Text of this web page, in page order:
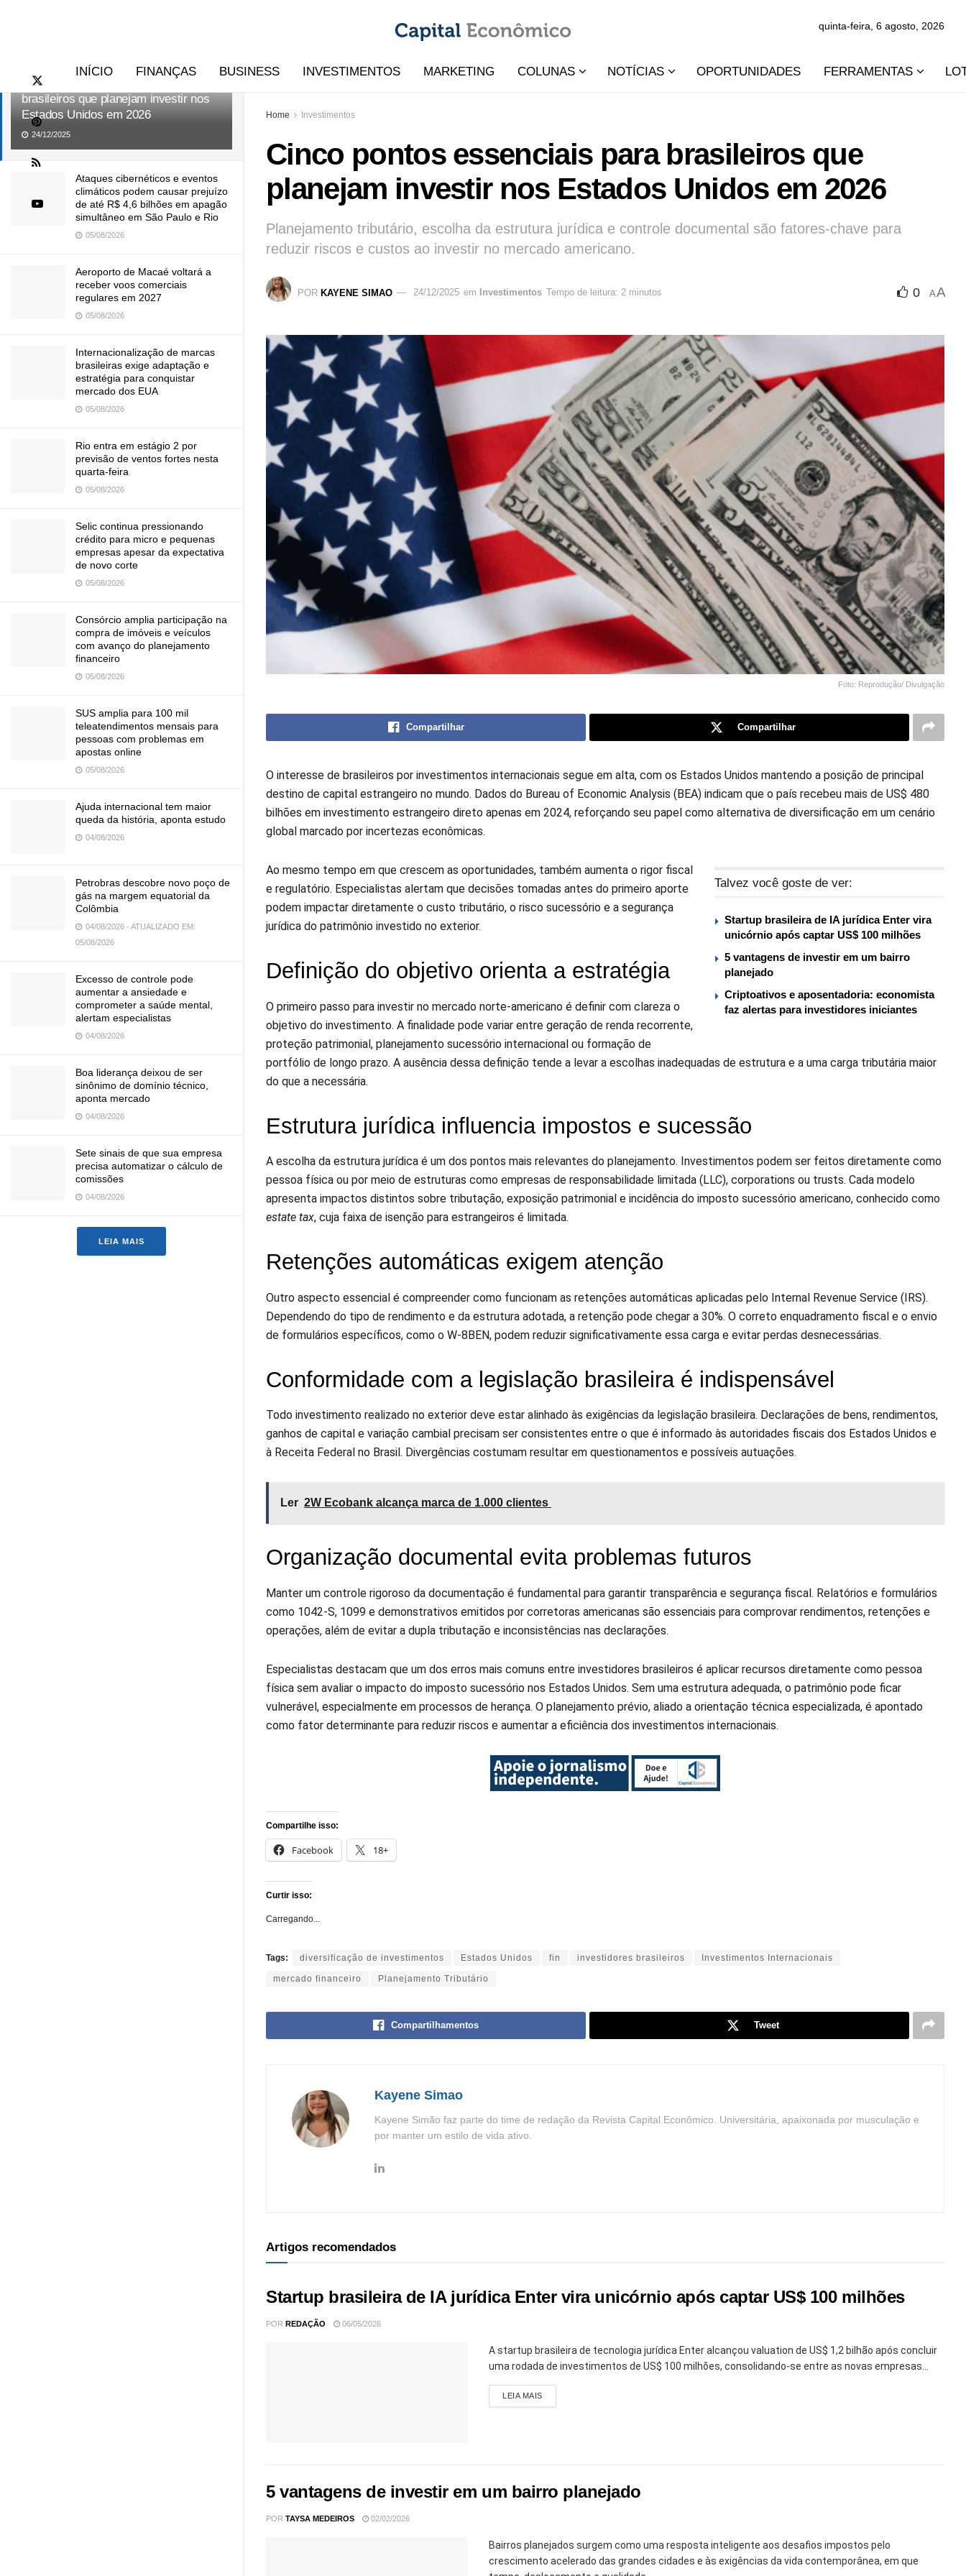
Cinco pontos essenciais para
brasileiros que planejam investir nos
Estados Unidos em 2026
24/12/2025
Ataques cibernéticos e eventos
climáticos podem causar prejuízo
de até R$ 4,6 bilhões em apagão
simultâneo em São Paulo e Rio
05/08/2026
Aeroporto de Macaé voltará a
receber voos comerciais
regulares em 2027
05/08/2026
Internacionalização de marcas
brasileiras exige adaptação e
estratégia para conquistar
mercado dos EUA
05/08/2026
Rio entra em estágio 2 por
previsão de ventos fortes nesta
quarta-feira
05/08/2026
Selic continua pressionando
crédito para micro e pequenas
empresas apesar da expectativa
de novo corte
05/08/2026
Consórcio amplia participação na
compra de imóveis e veículos
com avanço do planejamento
financeiro
05/08/2026
SUS amplia para 100 mil
teleatendimentos mensais para
pessoas com problemas em
apostas online
05/08/2026
Ajuda internacional tem maior
queda da história, aponta estudo
04/08/2026
Petrobras descobre novo poço de
gás na margem equatorial da
Colômbia
04/08/2026 - ATUALIZADO EM:
05/08/2026
Excesso de controle pode
aumentar a ansiedade e
comprometer a saúde mental,
alertam especialistas
04/08/2026
Boa liderança deixou de ser
sinônimo de domínio técnico,
aponta mercado
04/08/2026
Sete sinais de que sua empresa
precisa automatizar o cálculo de
comissões
04/08/2026
LEIA MAIS
quinta-feira, 6 agosto, 2026
INÍCIO FINANÇAS BUSINESS INVESTIMENTOS MARKETING COLUNAS NOTÍCIAS OPORTUNIDADES FERRAMENTAS
Home Investimentos
Cinco pontos essenciais para brasileiros que
planejam investir nos Estados Unidos em 2026
Planejamento tributário, escolha da estrutura jurídica e controle documental são fatores-chave para
reduzir riscos e custos ao investir no mercado americano.
POR KAYENE SIMAO 24/12/2025 em Investimentos Tempo de leitura: 2 minutos 0 AA
Foto: Reprodução/ Divulgação
Compartilhar Compartilhar
O interesse de brasileiros por investimentos internacionais segue em alta, com os Estados Unidos mantendo a posição de principal
destino de capital estrangeiro no mundo. Dados do Bureau of Economic Analysis (BEA) indicam que o país recebeu mais de US$ 480
bilhões em investimento estrangeiro direto apenas em 2024, reforçando seu papel como alternativa de diversificação em um cenário
global marcado por incertezas econômicas.
Talvez você goste de ver:
Startup brasileira de IA jurídica Enter vira
unicórnio após captar US$ 100 milhões
5 vantagens de investir em um bairro
planejado
Criptoativos e aposentadoria: economista
faz alertas para investidores iniciantes
Ao mesmo tempo em que crescem as oportunidades, também aumenta o rigor fiscal
e regulatório. Especialistas alertam que decisões tomadas antes do primeiro aporte
podem impactar diretamente o custo tributário, o risco sucessório e a segurança
jurídica do patrimônio investido no exterior.
Definição do objetivo orienta a estratégia
O primeiro passo para investir no mercado norte-americano é definir com clareza o
objetivo do investimento. A finalidade pode variar entre geração de renda recorrente,
proteção patrimonial, planejamento sucessório internacional ou formação de
portfólio de longo prazo. A ausência dessa definição tende a levar a escolhas inadequadas de estrutura e a uma carga tributária maior
do que a necessária.
Estrutura jurídica influencia impostos e sucessão
A escolha da estrutura jurídica é um dos pontos mais relevantes do planejamento. Investimentos podem ser feitos diretamente como
pessoa física ou por meio de estruturas como empresas de responsabilidade limitada (LLC), corporations ou trusts. Cada modelo
apresenta impactos distintos sobre tributação, exposição patrimonial e incidência do imposto sucessório americano, conhecido como
estate tax, cuja faixa de isenção para estrangeiros é limitada.
Retenções automáticas exigem atenção
Outro aspecto essencial é compreender como funcionam as retenções automáticas aplicadas pelo Internal Revenue Service (IRS).
Dependendo do tipo de rendimento e da estrutura adotada, a retenção pode chegar a 30%. O correto enquadramento fiscal e o envio
de formulários específicos, como o W-8BEN, podem reduzir significativamente essa carga e evitar perdas desnecessárias.
Conformidade com a legislação brasileira é indispensável
Todo investimento realizado no exterior deve estar alinhado às exigências da legislação brasileira. Declarações de bens, rendimentos,
ganhos de capital e variação cambial precisam ser consistentes entre o que é informado às autoridades fiscais dos Estados Unidos e
à Receita Federal no Brasil. Divergências costumam resultar em questionamentos e possíveis autuações.
Ler 2W Ecobank alcança marca de 1.000 clientes
Organização documental evita problemas futuros
Manter um controle rigoroso da documentação é fundamental para garantir transparência e segurança fiscal. Relatórios e formulários
como 1042-S, 1099 e demonstrativos emitidos por corretoras americanas são essenciais para comprovar rendimentos, retenções e
operações, além de evitar a dupla tributação e inconsistências nas declarações.
Especialistas destacam que um dos erros mais comuns entre investidores brasileiros é aplicar recursos diretamente como pessoa
física sem avaliar o impacto do imposto sucessório nos Estados Unidos. Sem uma estrutura adequada, o patrimônio pode ficar
vulnerável, especialmente em processos de herança. O planejamento prévio, aliado a orientação técnica especializada, é apontado
como fator determinante para reduzir riscos e aumentar a eficiência dos investimentos internacionais.
Compartilhe isso:
Facebook 18+
Curtir isso:
Carregando...
Tags: diversificação de investimentos Estados Unidos fin investidores brasileiros Investimentos Internacionais
mercado financeiro Planejamento Tributário
Compartilhamentos Tweet
Kayene Simao
Kayene Simão faz parte do time de redação da Revista Capital Econômico. Universitária, apaixonada por musculação e
por manter um estilo de vida ativo.
Artigos recomendados
Startup brasileira de IA jurídica Enter vira unicórnio após captar US$ 100 milhões
POR REDAÇÃO 06/05/2026
A startup brasileira de tecnologia jurídica Enter alcançou valuation de US$ 1,2 bilhão após concluir
uma rodada de investimentos de US$ 100 milhões, consolidando-se entre as novas empresas...
LEIA MAIS
5 vantagens de investir em um bairro planejado
POR TAYSA MEDEIROS 02/02/2026
Bairros planejados surgem como uma resposta inteligente aos desafios impostos pelo
crescimento acelerado das grandes cidades e às exigências da vida contemporânea, em que